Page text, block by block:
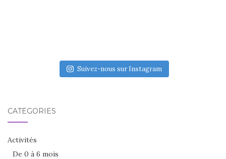
Suivez-nous sur Instagram
CATÉGORIES
Activités
De 0 à 6 mois